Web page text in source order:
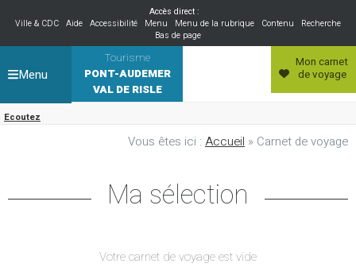
Accès direct :
Ville & CDC Aide Accessibilité Menu Menu de la rubrique Contenu
Recherche
Bas de page
Tourisme
PONT-AUDEMER
VAL DE RISLE
Ecoutez
Mon carnet
de voyage
Menu
Vous êtes ici : Accueil » Carnet de voyage
Ma sélection
Votre carnet de voyage est vide